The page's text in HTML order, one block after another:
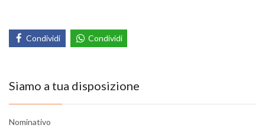
Condividi Condividi
Siamo a tua disposizione
Nominativo